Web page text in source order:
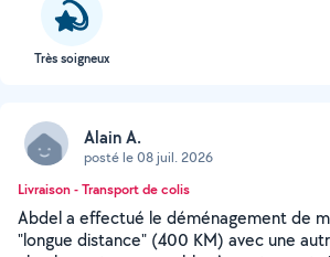
Très soigneux
Alain A.
posté le 08 juil. 2026
Livraison - Transport de colis
Abdel a effectué le déménagement de
"longue distance" (400 KM) avec une